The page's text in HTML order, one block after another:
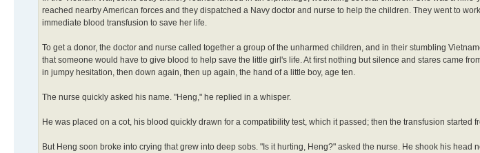
reached nearby American forces and they dispatched a Navy doctor and nurse to help the children. They went to
immediate blood transfusion to save her life.
To get a donor, the doctor and nurse called together a group of the unharmed children, and in their stumbling
that someone would have to give blood to help save the little girl's life. At first nothing but silence and stares came
in jumpy hesitation, then down again, then up again, the hand of a little boy, age ten.
The nurse quickly asked his name. "Heng," he replied in a whisper.
He was placed on a cot, his blood quickly drawn for a compatibility test, which it passed; then the transfusion started
But Heng soon broke into crying that grew into deep sobs. "Is it hurting, Heng?" asked the nurse. He shook his head